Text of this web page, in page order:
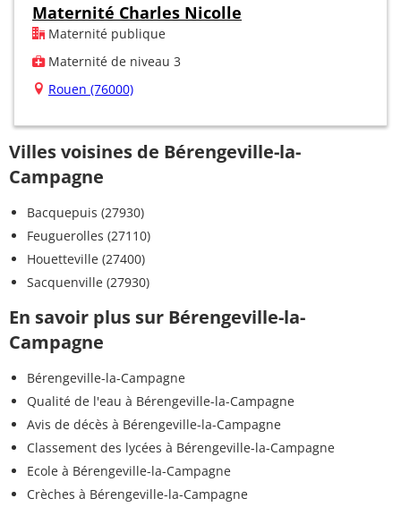
Maternité Charles Nicolle
Maternité publique
Maternité de niveau 3
Rouen (76000)
Villes voisines de Bérengeville-la-
Campagne
Bacquepuis (27930)
Feuguerolles (27110)
Houetteville (27400)
Sacquenville (27930)
En savoir plus sur Bérengeville-la-
Campagne
Bérengeville-la-Campagne
Qualité de l'eau à Bérengeville-la-Campagne
Avis de décès à Bérengeville-la-Campagne
Classement des lycées à Bérengeville-la-Campagne
Ecole à Bérengeville-la-Campagne
Crèches à Bérengeville-la-Campagne